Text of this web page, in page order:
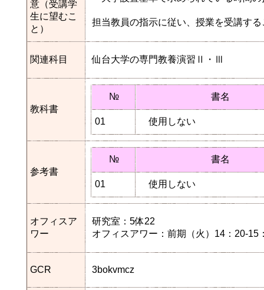
意（受講学
生に望むこ
と）
担当教員の指示に従い、授業を受講する
関連科目 仙台大学の専門教養演習Ⅱ・Ⅲ
教科書
№ 書名
01 使用しない
参考書
№ 書名
01 使用しない
オフィスア
ワー
研究室：5体22
オフィスアワー：前期（火）14：20-
GCR 3bokvmcz